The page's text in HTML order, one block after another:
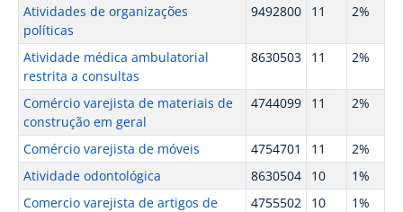
Atividades de organizações
políticas
9492800 11 2%
Atividade médica ambulatorial
restrita a consultas
8630503 11 2%
Comércio varejista de materiais de
construção em geral
4744099 11 2%
Comércio varejista de móveis 4754701 11
2%
Atividade odontológica
8630504 10
1%
Comercio varejista de artigos de
4755502 10 1%